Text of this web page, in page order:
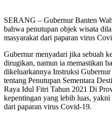
SERANG – Gubernur Banten
bahwa penutupan objek wisata
masyarakat dari paparan virus
Gubernur menyadari jika sebuah
dirugikan, namun ia memastikan
dikeluarkannya Instruksi
tentang Penutupan Sementara
Raya Idul Fitri Tahun 2021 Di
kepentingan yang lebih luas,
dari paparan virus Covid-19.